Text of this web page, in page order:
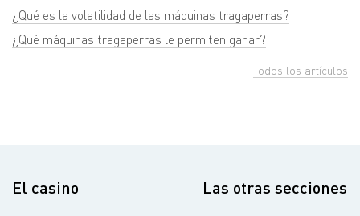
¿Qué es la volatilidad de las máquinas tragaperras?
¿Qué máquinas tragaperras le permiten ganar?
Todos los artículos
El casino Las otras secciones